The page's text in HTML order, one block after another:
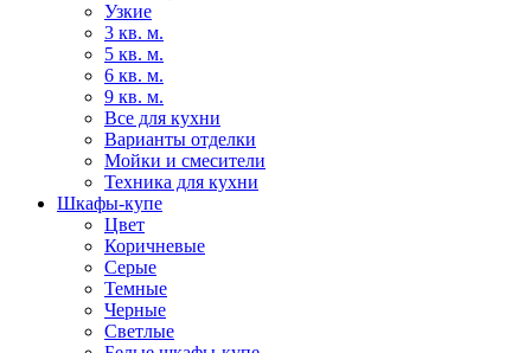
Узкие
3 кв. м.
5 кв. м.
6 кв. м.
9 кв. м.
Все для кухни
Варианты отделки
Мойки и смесители
Техника для кухни
Шкафы-купе
Цвет
Коричневые
Серые
Темные
Черные
Светлые